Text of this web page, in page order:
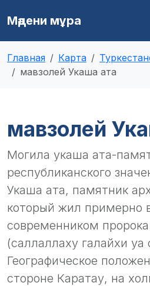
Мәдени мұра
Главная Карта
мавзолей Укаша ата
мавзолей
Могила укаша ата-
республиканского
Укаша ата, памятник
который жил примерно
современником
(саллаллаху галайхи уа
Географическое
стороне Каратау, на